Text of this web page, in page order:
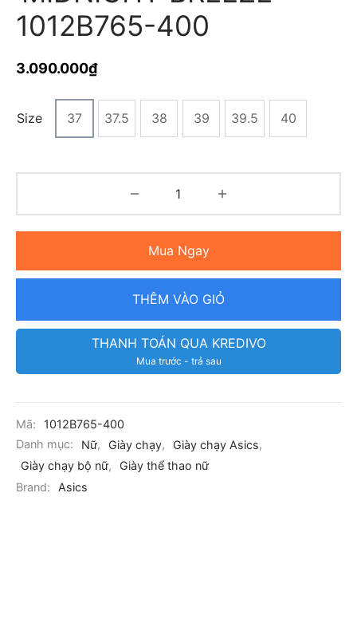
1012B765-400
3.090.000₫
Size 37 37.5 38 39 39.5 40
Mua Ngay
THÊM VÀO GIỎ
THANH TOÁN QUA KREDIVO
Mua trước - trả sau
Mã:
1012B765-400
Danh mục:
Nữ, Giày chạy, Giày chạy Asics,
Giày chạy bộ nữ,
Giày thể thao nữ
Brand:
Asics